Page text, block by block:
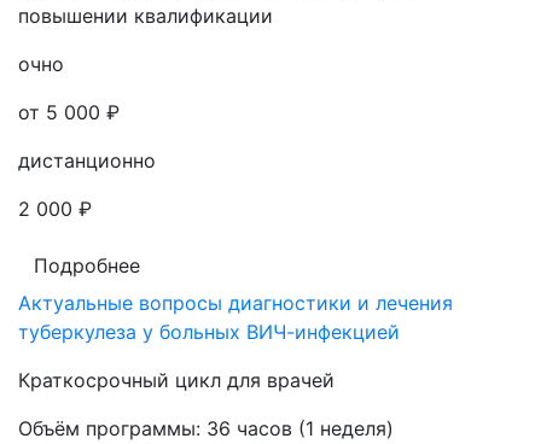
повышении квалификации
очно
от 5 000 ₽
дистанционно
2 000 ₽
Подробнее
Актуальные вопросы диагностики и лечения
туберкулеза у больных ВИЧ-инфекцией
Краткосрочный цикл для врачей
Объём программы: 36 часов (1 неделя)